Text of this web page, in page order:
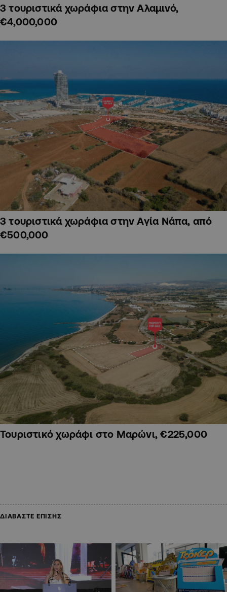
3 τουριστικά χωράφια στην Αλαμινό,
€4,000,000
3 τουριστικά χωράφια στην Αγία Νάπα, από
€500,000
Τουριστικό χωράφι στο Μαρώνι, €225,000
ΔΙΑΒΑΣΤΕ ΕΠΙΣΗΣ